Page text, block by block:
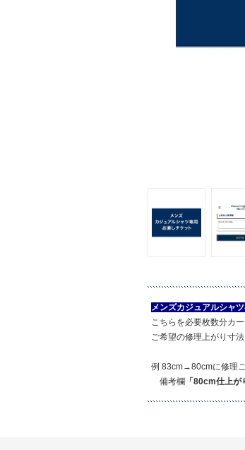
メンズカジュアルシャ
こちらを必要枚数分カ
ご希望の修理上がり寸
例 83cm→80cmに修理
備考欄 「80cm仕上が